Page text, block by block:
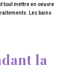
tout mettre en oeuvre
Les bains
la